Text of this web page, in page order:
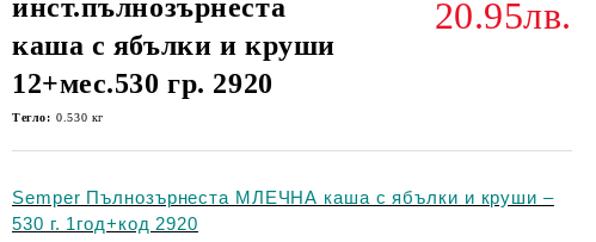
инст.пълнозърнеста
каша с ябълки и круши
12+мес.530 гр. 2920
20.95лв.
Тегло: 0.530 кг
Semper Пълнозърнеста МЛЕЧНА каша с ябълки и круши –
530 г. 1год+код 2920